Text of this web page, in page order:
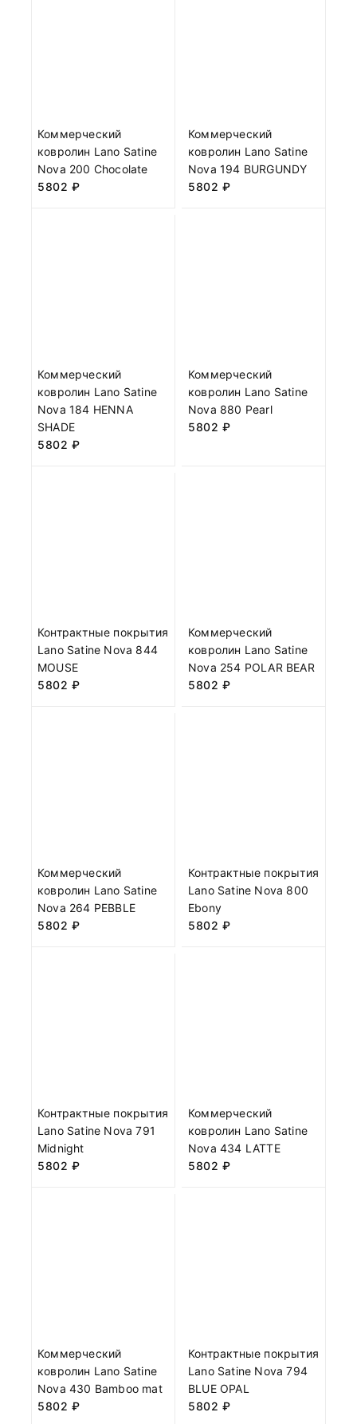
Коммерческий
ковролин Lano Satine
Nova 200 Chocolate
5802 ₽
Коммерческий
ковролин Lano Satine
Nova 194 BURGUNDY
5802 ₽
Коммерческий
ковролин Lano Satine
Nova 184 HENNA
SHADE
5802 ₽
Коммерческий
ковролин Lano Satine
Nova 880 Pearl
5802 ₽
Контрактные покрытия
Lano Satine Nova 844
MOUSE
5802 ₽
Коммерческий
ковролин Lano Satine
Nova 254 POLAR BEAR
5802 ₽
Коммерческий
ковролин Lano Satine
Nova 264 PEBBLE
5802 ₽
Контрактные покрытия
Lano Satine Nova 800
Ebony
5802 ₽
Контрактные покрытия
Lano Satine Nova 791
Midnight
5802 ₽
Коммерческий
ковролин Lano Satine
Nova 434 LATTE
5802 ₽
Коммерческий
ковролин Lano Satine
Nova 430 Bamboo mat
5802 ₽
Контрактные покрытия
Lano Satine Nova 794
BLUE OPAL
5802 ₽